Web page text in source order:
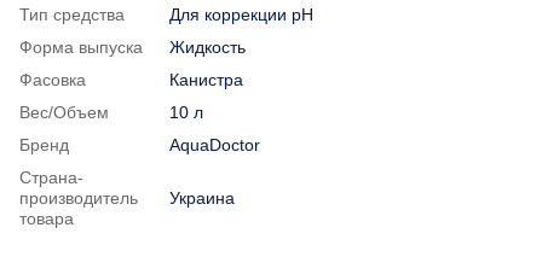
Тип средства
Для коррекции рH
Форма выпуска
Жидкость
Фасовка
Канистра
Вес/Объем
10 л
Бренд
AquaDoctor
Страна-
производитель
товара
Украина